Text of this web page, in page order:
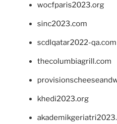
wocfparis2023.org
sinc2023.com
scdlqatar2022-qa.com
thecolumbiagrill.com
khedi2023.org